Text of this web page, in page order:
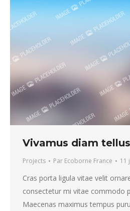
Vivamus diam tellus
Projects Par Ecoborne France 11
Cras porta ligula vitae velit
consectetur mi vitae commodo
Maecenas maximus tempus